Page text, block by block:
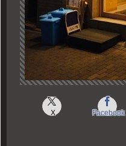
X Facebook